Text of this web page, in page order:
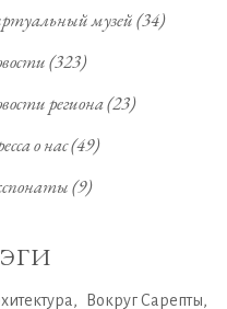
музей(34)
(323)
региона(23)
о нас(49)
(9)
Вокруг Сарепты